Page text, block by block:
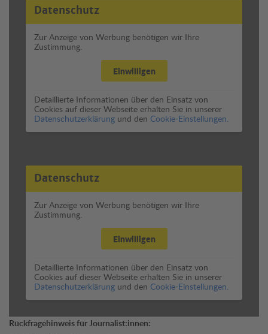
Datenschutz
Zur Anzeige von Werbung benötigen wir Ihre
Zustimmung.
Einwilligen
Detaillierte Informationen über den Einsatz von
Cookies auf dieser Webseite erhalten Sie in unserer
Datenschutzerklärung und den Cookie-Einstellungen.
Datenschutz
Zur Anzeige von Werbung benötigen wir Ihre
Zustimmung.
Einwilligen
Detaillierte Informationen über den Einsatz von
Cookies auf dieser Webseite erhalten Sie in unserer
Datenschutzerklärung und den Cookie-Einstellungen.
Rückfragehinweis für Journalist:innen: